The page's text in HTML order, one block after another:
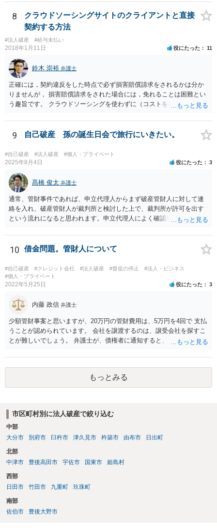
が可能な場合もありますが、オーバーローン事案では売却代金が手元
に残らないことになるため、弁護士としても慎重な判断が求められま
す。 > 例えば弁護士費用を分割で積立するなど半年、１年かかる場合
でも かなり率直な（身も蓋もない）意見を述べると、担保に供されて
いる共有持分を親族が取得することで不動産を守りたいのであれば、
弁護士費用は長期分割などせず、親族等から援助して貰うことを模索
した方がよいと思います（弁護士費用の援助も馬鹿にならない金額で
すが、それによって共有持分を取得できる可能性が高くなるのであれ
ば、他の共有者にとってもそれを支出するだけのメリットがあると思
います）。
8
クラウドソーシングサイトのクライアントと直接
契約する方法
#法人破産 #給与未払い
2018年1月11日 役にたった 11
鈴木 崇裕 弁護士
正確には，契約違反をした時点で必ず損害賠償請求をされるかは分か
りませんが， 損害賠償請求をされた場合には，免れることは困難とい
う趣旨です。 クラウドソーシングを使わずに（コストを掛けずに）ク
て）クライアントを探すか， というご判断になりますね。 広告費など
と同様に，費用対効果を考えて営業をすることになると思います。
9 自己破産 孫の誕生日会で旅行にいきたい。
#自己破産 #法人破産 #個人・プライベート
2025年8月4日 役にたった 3
髙橋 俊太 弁護士
通常、管財事件であれば、申立代理人からまず破産管財人に対して連
絡を入れ、破産管財人が裁判所と検討した上で、裁判所が許可を出す
という流れになると思われます。申立代理人によく確認してみるとよ
10 借金問題。管財人について
#自己破産 #クレジット会社 #法人破産 #督促の停止
#法人・ビジネス
#個人・プライベート
2022年5月25日 役にたった 3
内藤 政信 弁護士
少額管財事案と思いますが、20万円の管財費用は、5万円を4回で 支払
うことが認められています。 会社を譲渡するのは、譲受会社を探すこ
とが難しいでしょう。 弁護士が、債権者に通知すると、支払いを止め
う。
もっとみる
市区町村別に法人破産で絞り込む
中部
大分市
別府市 臼杵市 津久見市 杵築市 由布市 日出町
北部
中津市
豊後高田市 宇佐市 国東市 姫島村
西部
日田市
竹田市 九重町 玖珠町
南部
佐伯市
豊後大野市